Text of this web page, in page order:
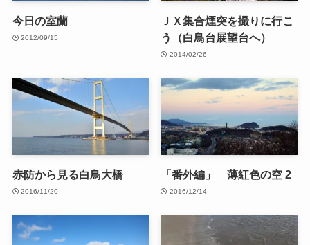
今日の室蘭
2012/09/15
ＪＸ集合煙突を撮りに行こ
う（白鳥台展望台へ）
2014/02/26
赤防から見る白鳥大橋
2016/11/20
「番外編」 薄紅色の空 2
2016/12/14